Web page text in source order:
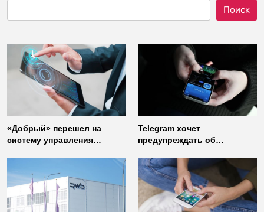
Поиск
«Добрый» перешел на
систему управления
Telegram хочет
предупреждать об
неофициальных клиентов
мессенджера